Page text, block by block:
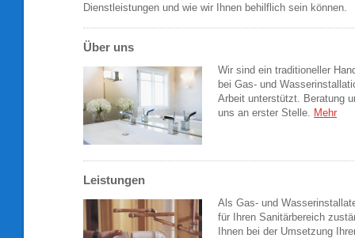
Dienstleistungen und wie wir Ihnen behilflich sein können.
Über uns
Wir sind ein traditioneller
bei Gas- und
Arbeit unterstützt. Beratung
uns an erster Stelle. Mehr
Leistungen
Als Gas- und
für Ihren Sanitärbereich
Ihnen bei der Umsetzung